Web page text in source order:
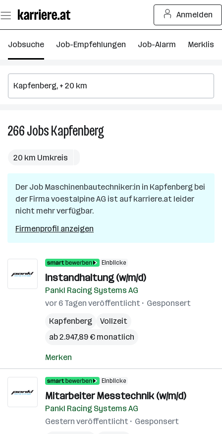
Seiteninhalt
springen
Anmelden
Jobsuche Job-Empfehlungen Job-Alarm Merkliste
266JobsKapfenberg266
Jobs
20 km Umkreis
Der Job Maschinenbautechniker:in in Kapfenberg bei
der Firma voestalpine AG ist auf karriere.at leider
nicht mehr verfügbar.
Firmenprofil anzeigen
Einblicke
Instandhaltung (w/m/d)
Pankl Racing Systems AG
vor 6 Tagen veröffentlicht
Gesponsert
Kapfenberg
Vollzeit
ab 2.947,89 € monatlich
Merken
Einblicke
Mitarbeiter Messtechnik (w/m/d)
Pankl Racing Systems AG
Gestern veröffentlicht
Gesponsert